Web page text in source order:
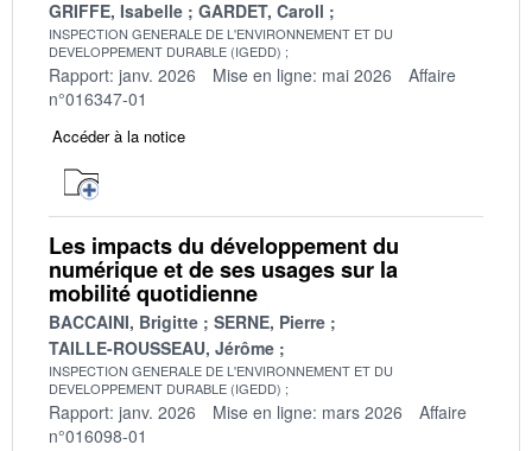
GRIFFE, Isabelle GARDET, Caroll
INSPECTION GENERALE DE L'ENVIRONNEMENT ET DU
DEVELOPPEMENT DURABLE (IGEDD)
Rapport: janv. 2026 Mise en ligne: mai 2026
Affaire
n°016347-01
Accéder à la notice
Les impacts du développement du
numérique et de ses usages sur la
mobilité quotidienne
BACCAINI, Brigitte
SERNE, Pierre
TAILLE-ROUSSEAU, Jérôme
INSPECTION GENERALE DE L'ENVIRONNEMENT ET DU
DEVELOPPEMENT DURABLE (IGEDD)
Rapport: janv. 2026 Mise en ligne: mars 2026
Affaire
n°016098-01